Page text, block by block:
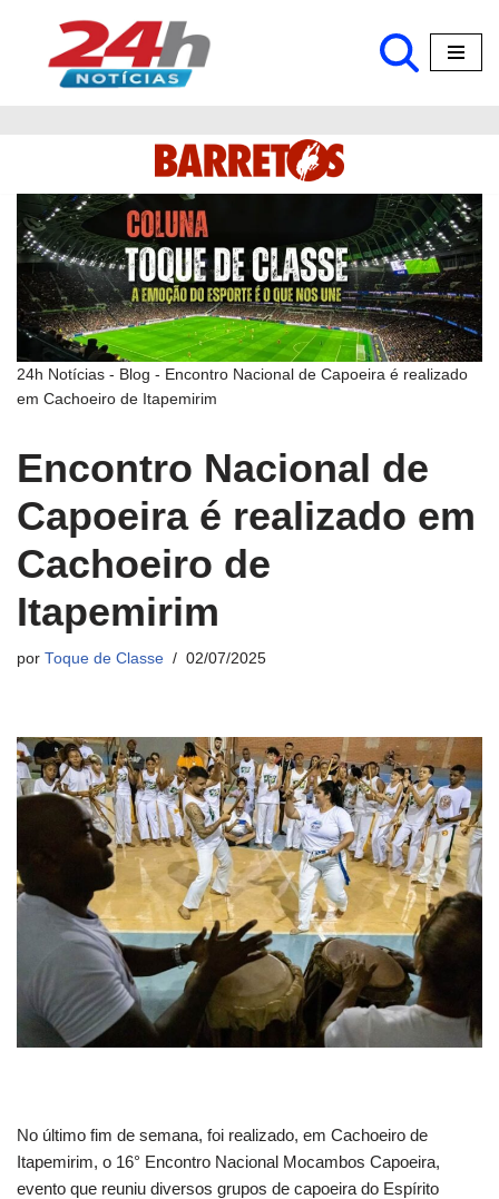
Pular
24h Notícias - Blog - Encontro Nacional de Capoeira é realizado
em Cachoeiro de Itapemirim
Encontro Nacional de
Capoeira é realizado em
Cachoeiro de
Itapemirim
por Toque de Classe 02/07/2025
No último fim de semana, foi realizado, em Cachoeiro de
Itapemirim, o 16° Encontro Nacional Mocambos Capoeira,
evento que reuniu diversos grupos de capoeira do Espírito